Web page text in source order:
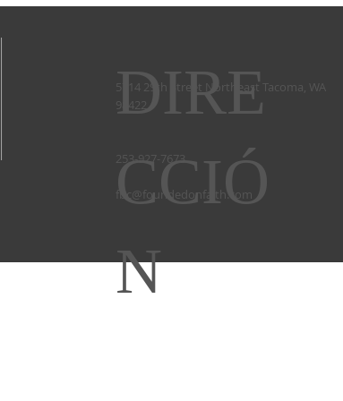
5714 29th Street Northeast Tacoma, WA
98422 ​
253-927-7673 ​
fbc@foundedonfaith.com
DIRE
CCIÓ
N